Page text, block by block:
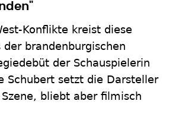
Konflikte kreist diese
der brandenburgischen
der Schauspielerin
Schubert setzt die Darsteller
bliebt aber filmisch